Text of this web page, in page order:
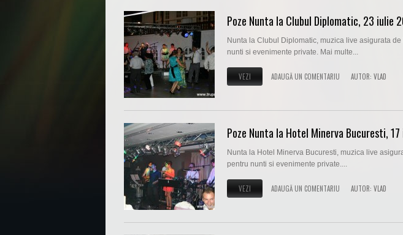
Poze Nunta la Clubul Diplomatic, 23 iulie
Nunta la Clubul Diplomatic, muzica live asigurata
nunti si evenimente private. Mai multe...
VEZI ADAUGĂ UN COMENTARIU AUTOR: VLAD
Poze Nunta la Hotel Minerva Bucuresti, 17
Nunta la Hotel Minerva Bucuresti, muzica live
pentru nunti si evenimente private....
VEZI ADAUGĂ UN COMENTARIU AUTOR: VLAD